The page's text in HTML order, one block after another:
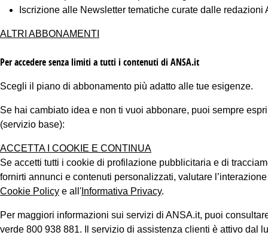
Iscrizione alle Newsletter tematiche curate dalle redazioni
ALTRI ABBONAMENTI
Per accedere senza limiti a tutti i contenuti di ANSA.it
Scegli il piano di abbonamento più adatto alle tue esigenze.
Se hai cambiato idea e non ti vuoi abbonare, puoi sempre
(servizio base):
ACCETTA I COOKIE E CONTINUA
Se accetti tutti i cookie di profilazione pubblicitaria e di
fornirti annunci e contenuti personalizzati, valutare
Cookie Policy e all' Informativa Privacy.
Per maggiori informazioni sui servizi di ANSA.it, puoi
verde 800 938 881. Il servizio di assistenza clienti è attivo dal